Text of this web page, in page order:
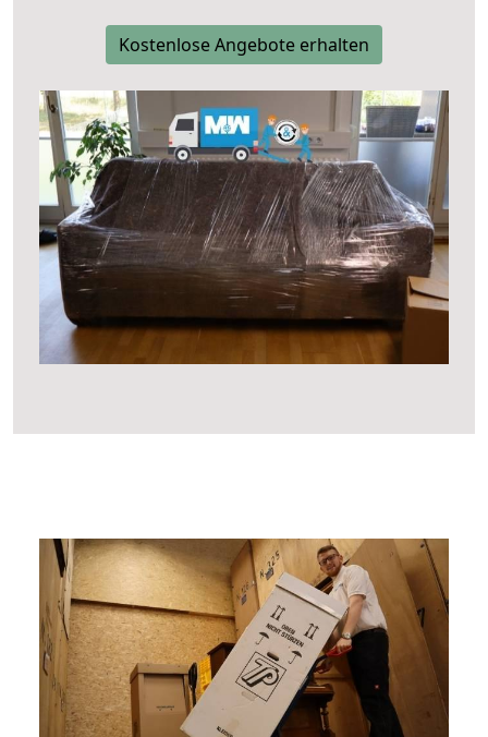
Kostenlose Angebote erhalten